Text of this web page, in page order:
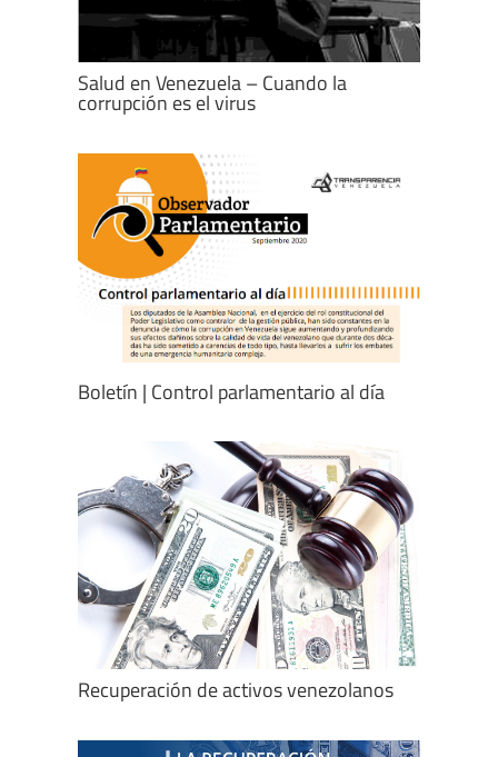
Salud en Venezuela – Cuando la
corrupción es el virus
Boletín | Control parlamentario al día
Recuperación de activos venezolanos